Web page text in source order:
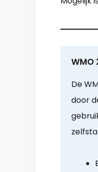
WMO
De
door